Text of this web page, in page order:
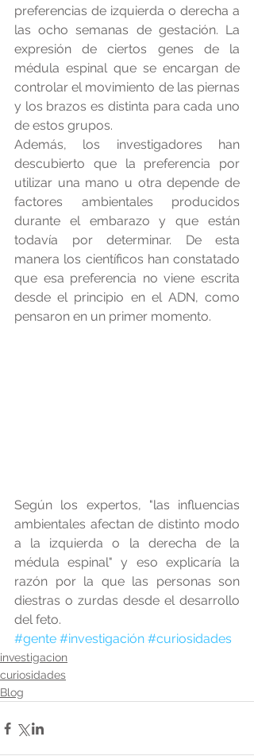
preferencias de izquierda o derecha a
las ocho semanas de gestación. La
expresión de ciertos genes de la
médula espinal que se encargan de
controlar el movimiento de las piernas
y los brazos es distinta para cada uno
de estos grupos.
Además, los investigadores han
descubierto que la preferencia por
utilizar una mano u otra depende de
factores ambientales producidos
durante el embarazo y que están
todavía por determinar. De esta
manera los científicos han constatado
que esa preferencia no viene escrita
desde el principio en el ADN, como
pensaron en un primer momento.
Según los expertos, "las influencias
ambientales afectan de distinto modo
a la izquierda o la derecha de la
médula espinal" y eso explicaría la
razón por la que las personas son
diestras o zurdas desde el desarrollo
del feto.
#gente #investigación #curiosidades
investigacion
curiosidades
Blog